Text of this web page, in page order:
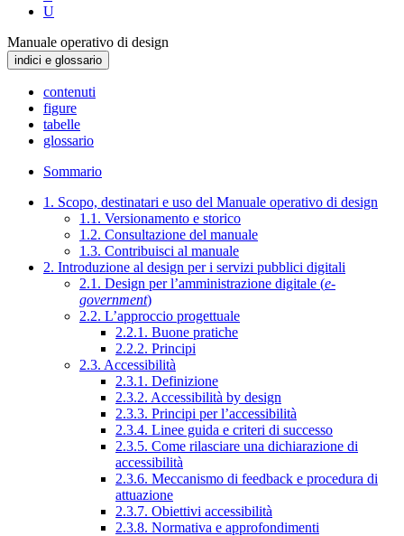
U
Manuale operativo di design
indici e glossario
contenuti
figure
tabelle
glossario
Sommario
1. Scopo, destinatari e uso del Manuale operativo di design
1.1. Versionamento e storico
1.2. Consultazione del manuale
1.3. Contribuisci al manuale
2. Introduzione al design per i servizi pubblici digitali
2.1. Design per l’amministrazione digitale (e-
government)
2.2. L’approccio progettuale
2.2.1. Buone pratiche
2.2.2. Principi
2.3. Accessibilità
2.3.1. Definizione
2.3.2. Accessibilità by design
2.3.3. Principi per l’accessibilità
2.3.4. Linee guida e criteri di successo
2.3.5. Come rilasciare una dichiarazione di
accessibilità
2.3.6. Meccanismo di feedback e procedura di
attuazione
2.3.7. Obiettivi accessibilità
2.3.8. Normativa e approfondimenti